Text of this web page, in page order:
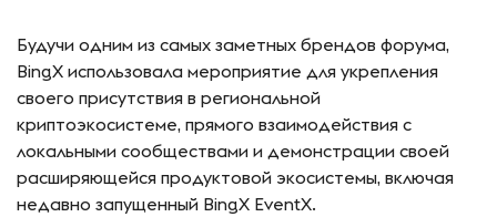
Будучи одним из самых заметных брендов форума,
BingX использовала мероприятие для укрепления
своего присутствия в региональной
криптоэкосистеме, прямого взаимодействия с
локальными сообществами и демонстрации своей
расширяющейся продуктовой экосистемы, включая
недавно запущенный BingX EventX.